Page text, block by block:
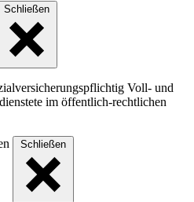
Schließen
Voll- und
im öffentlich-rechtlichen
Schließen